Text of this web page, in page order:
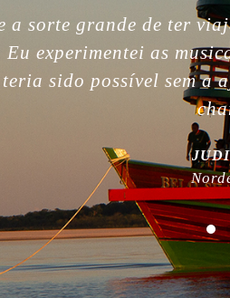
trip was unforgettable.
you so much, the
good work!